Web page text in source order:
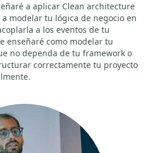
a aplicar Clean architecture
modelar tu lógica de negocio en
a los eventos de tu
enseñaré como modelar tu
no dependa de tu framework o
correctamente tu proyecto